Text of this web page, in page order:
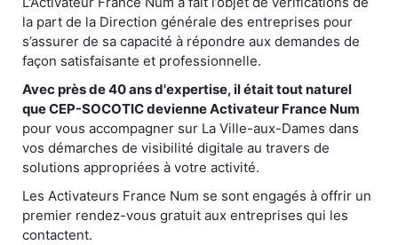
la part de la Direction générale des entreprises pour
s’assurer de sa capacité à répondre aux demandes de
façon satisfaisante et professionnelle.
Avec près de 40 ans d'expertise, il était tout naturel
que CEP-SOCOTIC devienne Activateur France Num
pour vous accompagner sur La Ville-aux-Dames dans
vos démarches de visibilité digitale au travers de
solutions appropriées à votre activité.
Les Activateurs France Num se sont engagés à offrir un
premier rendez-vous gratuit aux entreprises qui les
contactent.